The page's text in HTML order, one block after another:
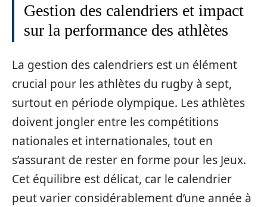
Gestion des calendriers et impact
sur la performance des athlètes
La gestion des calendriers est un élément
crucial pour les athlètes du rugby à sept,
surtout en période olympique. Les athlètes
doivent jongler entre les compétitions
nationales et internationales, tout en
s’assurant de rester en forme pour les Jeux.
Cet équilibre est délicat, car le calendrier
peut varier considérablement d’une année à